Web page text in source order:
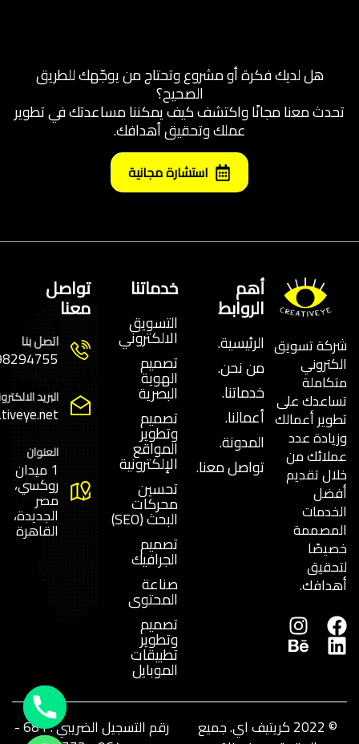
هل لديك فكرة أو مشروع وتحتاج من يوجّهك للطريق
الصحيح؟
تحدث معنا مجانًا واكتشف كيف يمكننا مساعدتك في تطوير
عملك وتحقيق أهدافك.
استشارة مجانية
شركة تسويق
الكتروني
متكاملة
تساعدك على
تطوير أعمالك
وزيادة عدد
عملائك من
خلال تقديم
أفضل
الخدمات
المصممة
خصيصًا
لتحقيق
أهدافك.
أهم
الروابط
الرئيسية.
من نحن.
خدماتنا.
أعمالنا.
المدونة.
تواصل معنا.
خدماتنا
التسويق
الالكتروني
تصميم
الهوية
البصرية
تصميم
وتطوير
المواقع
الإلكترونية
تحسين
محركات
البحث (SEO)
تصميم
الجرافيك
صناعة
المحتوى
تصميم
وتطوير
تطبيقات
الموبايل
تواصل
معنا
اتصل بنا
البريد
العنوان
1 ميدان
روكسي،
مصر
الجديدة،
القاهرة
© 2022 كريتيف اي. جميع رقم التسجيل الضريبي : 681 -